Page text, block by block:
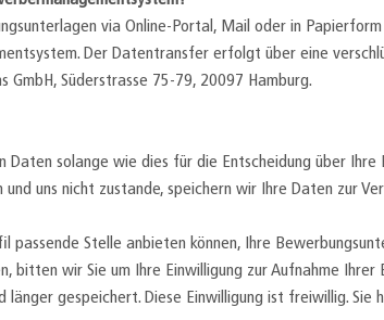
via Online-Portal, Mail oder in
Der Datentransfer erfolgt über eine
Süderstrasse 75-79, 20097 Hamburg.
Daten solange wie dies für die Entscheidung über
uns nicht zustande, speichern wir Ihre Daten zur
passende Stelle anbieten können, Ihre
bitten wir Sie um Ihre Einwilligung zur Aufnahme
gespeichert. Diese Einwilligung ist freiwillig. Sie